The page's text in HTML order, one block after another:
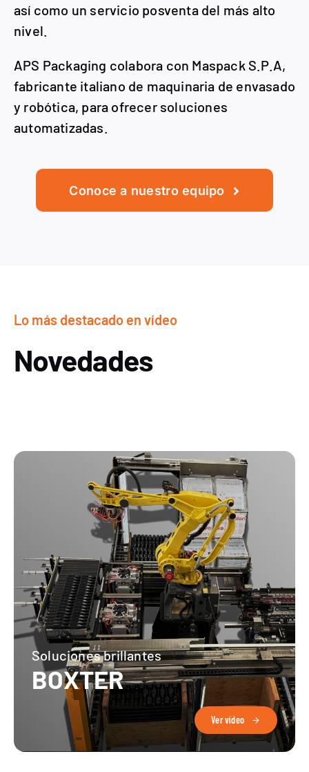
así como un servicio posventa del más alto
nivel.
APS Packaging colabora con Maspack S.P.A,
fabricante italiano de maquinaria de envasado
y robótica, para ofrecer soluciones
automatizadas.
Conoce a nuestro equipo
Lo más destacado en vídeo
Novedades
Soluciones brillantes
BOXTER
Ver vídeo